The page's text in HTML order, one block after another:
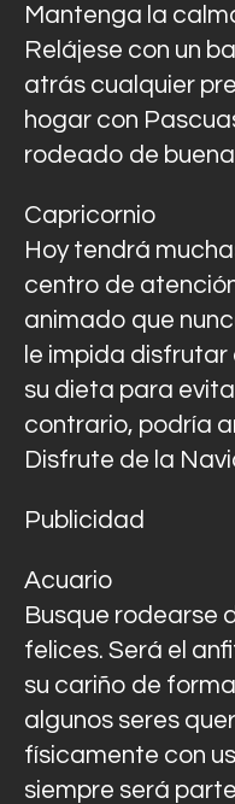
Mantenga la
Relájese con un
atrás cualquier
hogar con
rodeado de
Capricornio
Hoy tendrá
centro de
animado que
le impida
su dieta para
contrario, podría
Disfrute de la
Publicidad
Acuario
Busque rodearse
felices. Será el
su cariño de
algunos seres
físicamente con
siempre será